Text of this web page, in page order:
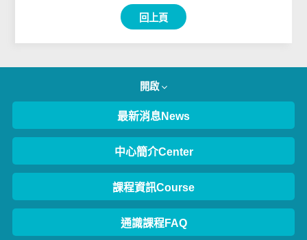
回上頁
開啟
最新消息News
中心簡介Center
課程資訊Course
通識課程FAQ